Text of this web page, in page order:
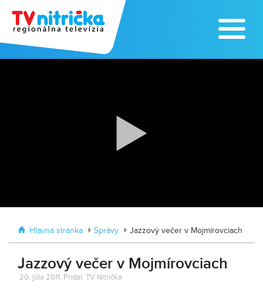
Tvrdošovciach
Hlavná stránka Správy Jazzový večer v Mojmírovciach
Jazzový večer v Mojmírovciach
20. júla 2011, Pridal: TV Nitrička